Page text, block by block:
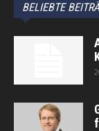
BELIEBTE